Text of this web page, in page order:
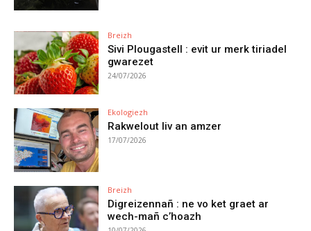
Breizh
Sivi Plougastell : evit ur merk tiriadel
gwarezet
24/07/2026
Ekologiezh
Rakwelout liv an amzer
17/07/2026
Breizh
Digreizennañ : ne vo ket graet ar
wech-mañ c’hoazh